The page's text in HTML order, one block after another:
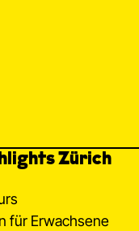
Zürich
für Erwachsene